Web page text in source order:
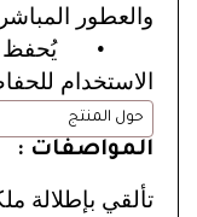
والعطور
•
يُحفظ
الاستخدام
حول المنتج
المواصفات :
تألقي بإطلالة